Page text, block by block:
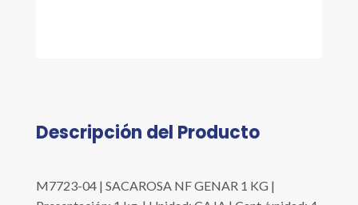
Descripción del Producto
M7723-04 | SACAROSA NF GENAR 1 KG |